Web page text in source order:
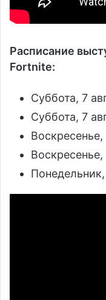
Расписание
Fortnite:
Суббота, 7
Суббота, 7